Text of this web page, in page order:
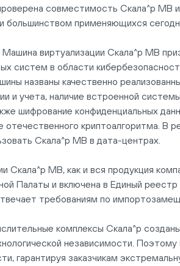
совместимость Скала^р МВ
применяющихся
виртуализации Скала^р МВ
систем в области
названы качественно
и учета, наличие встроенной
шифрование конфиденциальных
отечественного криптоалгоритма. В
Скала^р МВ в дата-центрах.
Скала^р МВ, как и вся продукция
Палаты и включена в Единый реестр
требованиям по
комплексы Скала^р
независимости.
гарантируя заказчикам